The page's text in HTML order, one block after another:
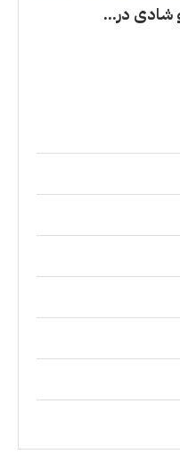
و شادی در...